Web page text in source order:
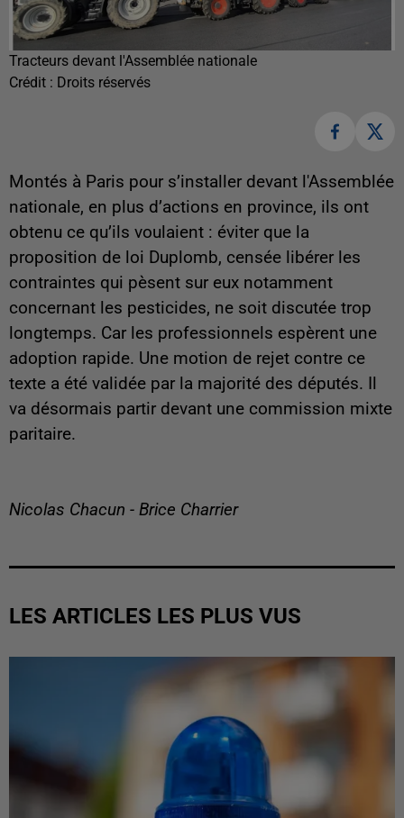
Tracteurs devant l'Assemblée nationale
Crédit : Droits réservés
Montés à Paris pour s’installer devant l'Assemblée
nationale, en plus d’actions en province, ils ont
obtenu ce qu’ils voulaient : éviter que la
proposition de loi Duplomb, censée libérer les
contraintes qui pèsent sur eux notamment
concernant les pesticides, ne soit discutée trop
longtemps. Car les professionnels espèrent une
adoption rapide. Une motion de rejet contre ce
texte a été validée par la majorité des députés. Il
va désormais partir devant une commission mixte
paritaire.
Nicolas Chacun - Brice Charrier
LES ARTICLES LES PLUS VUS